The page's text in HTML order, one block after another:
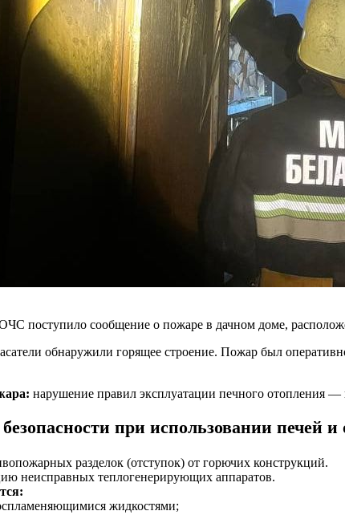
поступило сообщение о пожаре в дачном доме,
обнаружили горящее строение. Пожар был
нарушение правил эксплуатации печного отопления —
при использовании печей
разделок (отступок) от горючих конструкций.
неисправных теплогенерирующих аппаратов.
жидкостями;